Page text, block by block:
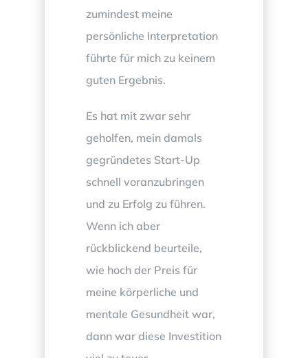
zumindest meine
persönliche Interpretation
führte für mich zu keinem
guten Ergebnis.
Es hat mit zwar sehr
geholfen, mein damals
gegründetes Start-Up
schnell voranzubringen
und zu Erfolg zu führen.
Wenn ich aber
rückblickend beurteile,
wie hoch der Preis für
meine körperliche und
mentale Gesundheit war,
dann war diese Investition